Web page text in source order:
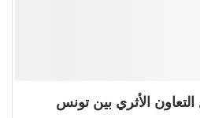
الأثري بين تونس